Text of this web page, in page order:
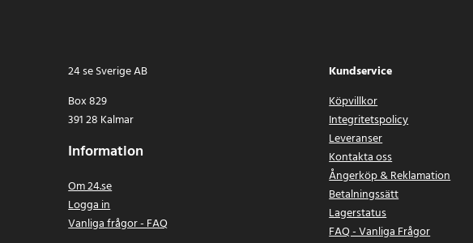
flesta smartphones
- Material: plast med mjuk vaddering
24 se Sverige AB
Box 829
391 28 Kalmar
Information
Om 24.se
Logga in
Vanliga frågor - FAQ
Kundservice
Köpvillkor
Integritetspolicy
Leveranser
Kontakta oss
Ångerköp & Reklamation
Betalningssätt
Lagerstatus
FAQ - Vanliga Frågor